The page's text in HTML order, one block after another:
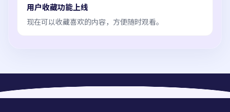
用户收藏功能上线
现在可以收藏喜欢的内容，方便随时观看。